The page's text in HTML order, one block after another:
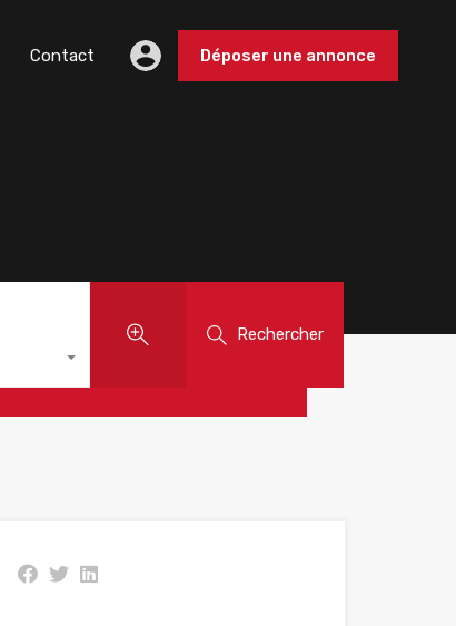
Contact Déposer une annonce
Rechercher